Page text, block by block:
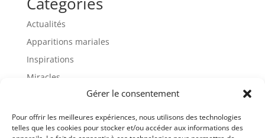
Gérer le consentement
Pour offrir les meilleures expériences, nous utilisons des technologies
telles que les cookies pour stocker et/ou accéder aux informations des
Actualités
Apparitions mariales
Inspirations
Miracles
Vie des saints